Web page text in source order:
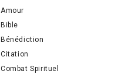
Amour
Bible
Bénédiction
Citation
Combat Spirituel